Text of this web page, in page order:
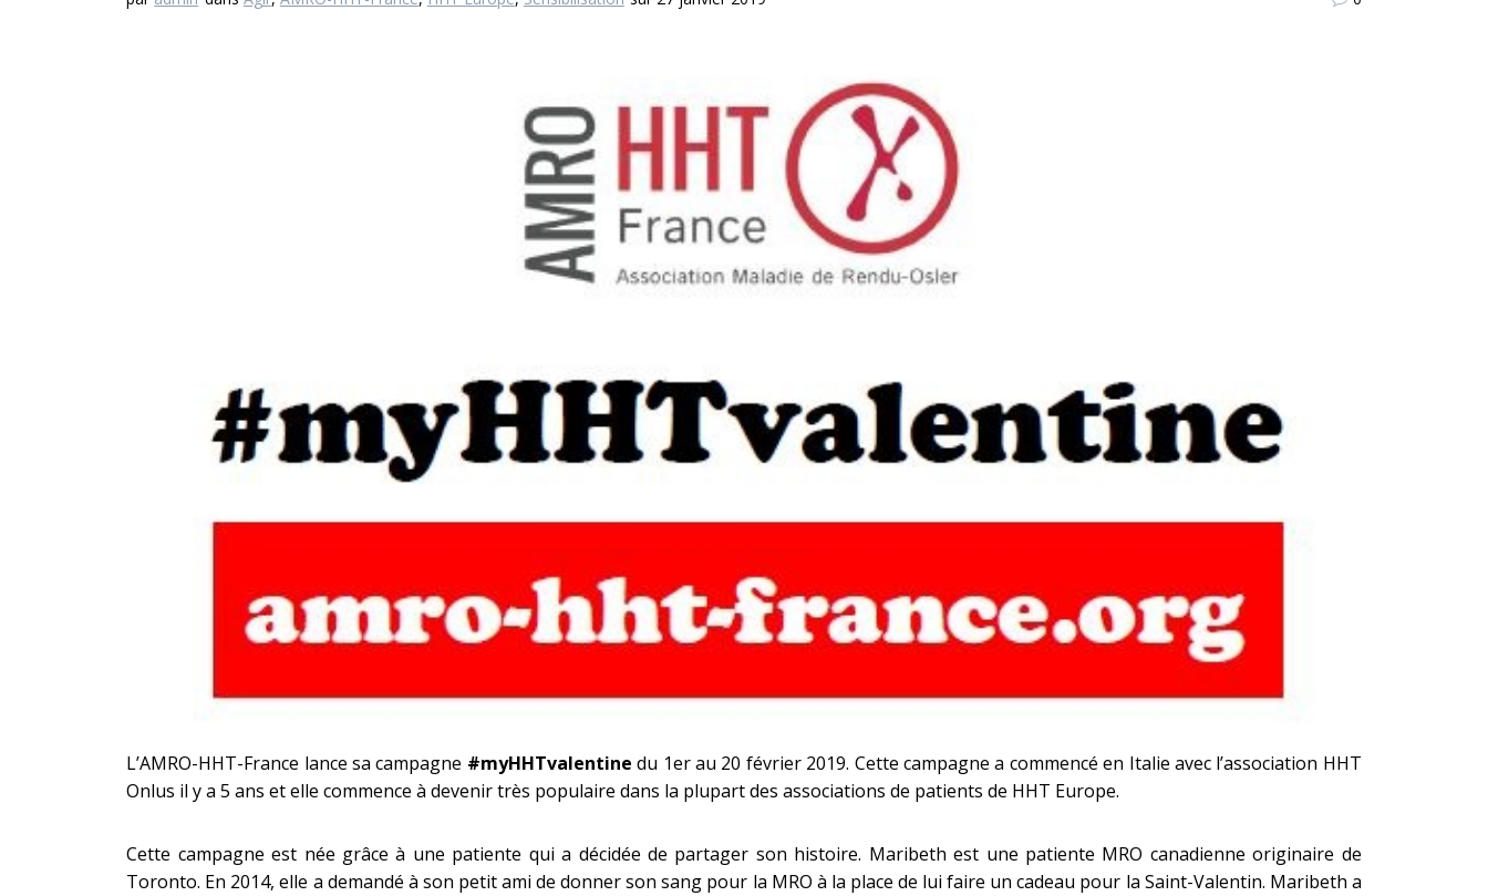
L’AMRO-HHT-France lance sa campagne #myHHTvalentine du 1er au 20 février 2019. Cette campagne a commencé en Italie avec l’association HHT
Onlus il y a 5 ans et elle commence à devenir très populaire dans la plupart des associations de patients de HHT Europe.
Cette campagne est née grâce à une patiente qui a décidée de partager son histoire. Maribeth est une patiente MRO canadienne originaire de
Toronto. En 2014, elle a demandé à son petit ami de donner son sang pour la MRO à la place de lui faire un cadeau pour la Saint-Valentin. Maribeth a